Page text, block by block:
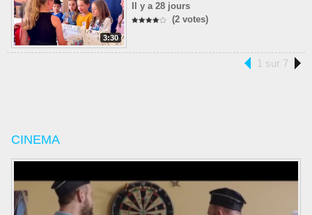
3:30
Il y a 28 jours
(2 votes)
1 sur 7
CINEMA